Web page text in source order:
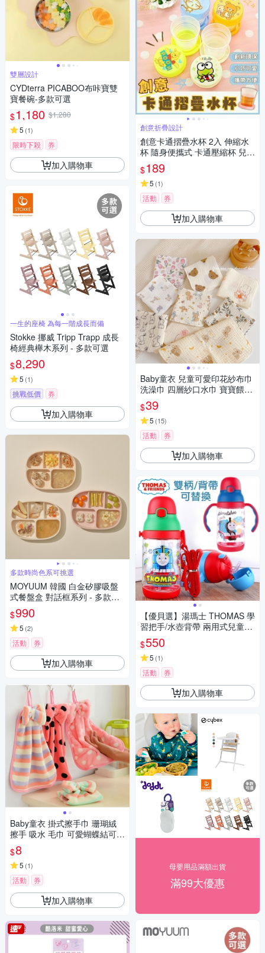
雙層設計
CYDterra PICABOO布咔寶雙
寶餐碗-多款可選
$1,180 $1,280
5 (1)
限時下殺 券
加入購物車
一生的座椅 為每一階成長而備
Stokke 挪威 Tripp Trapp 成長
椅經典櫸木系列 - 多款可選
$8,290
5 (1)
挑戰低價 券
加入購物車
多款時尚色系可挑選
MOYUUM 韓國 白金矽膠吸盤
式餐盤盒 對話框系列 - 多款可
選
$990
5 (2)
活動 券
加入購物車
Baby童衣 掛式擦手巾 珊瑚絨
擦手 吸水 毛巾 可愛蝴蝶結可掛
式珊瑚絨擦手巾 88479
$8
5 (1)
活動 券
加入購物車
創意折疊設計
創意卡通摺疊水杯 2入 伸縮水
杯 隨身便攜式 卡通壓縮杯 兒童
小水杯 環保杯 伸縮杯 露營被
$189
5 (1)
活動 券
加入購物車
Baby童衣 兒童可愛印花紗布巾
洗澡巾 四層紗口水巾 寶寶餵奶
巾 幼童洗臉巾 幼稚園手帕 117
33
$39
5 (15)
活動 券
加入購物車
【優貝選】湯瑪士 THOMAS 學
習把手/水壺背帶 兩用式兒童吸
管水壺350ML
$550
5 (1)
活動 券
加入購物車
母嬰用品滿額出貨
滿99大優惠